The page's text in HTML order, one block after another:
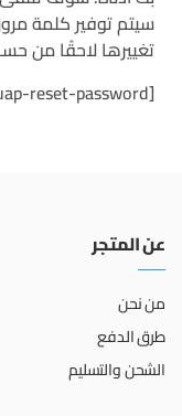
سيتم توفير كلمة
تغييرها لاحقًا من
[uap-reset-password]
عن المتجر
من نحن
طرق الدفع
الشحن والتسليم